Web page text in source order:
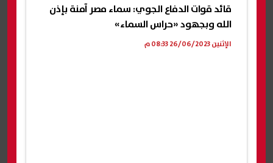
قائد قوات الدفاع الجوي: سماء مصر آمنة بإذن
الله وبجهود «حراس السماء»
الإثنين 26/06/2023 08:33 م